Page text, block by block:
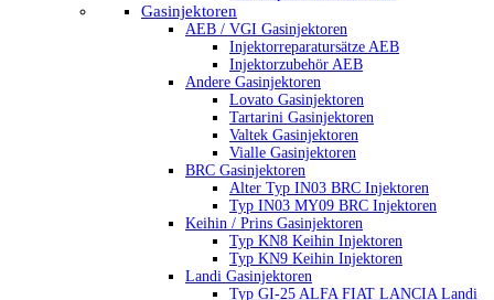
Gasinjektoren
AEB / VGI Gasinjektoren
Injektorreparatursätze AEB
Injektorzubehör AEB
Andere Gasinjektoren
Lovato Gasinjektoren
Tartarini Gasinjektoren
Valtek Gasinjektoren
Vialle Gasinjektoren
BRC Gasinjektoren
Alter Typ IN03 BRC Injektoren
Typ IN03 MY09 BRC Injektoren
Keihin / Prins Gasinjektoren
Typ KN8 Keihin Injektoren
Typ KN9 Keihin Injektoren
Landi Gasinjektoren
Typ GI-25 ALFA FIAT LANCIA Landi